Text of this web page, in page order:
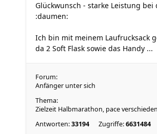
Glückwunsch - starke Leistung
:daumen:
Ich bin mit meinem Laufrucksack
da 2 Soft Flask sowie das Handy ...
Forum:
Anfänger unter sich
Thema:
Zielzeit Halbmarathon, pace
Antworten:33194 Zugriffe:6631484